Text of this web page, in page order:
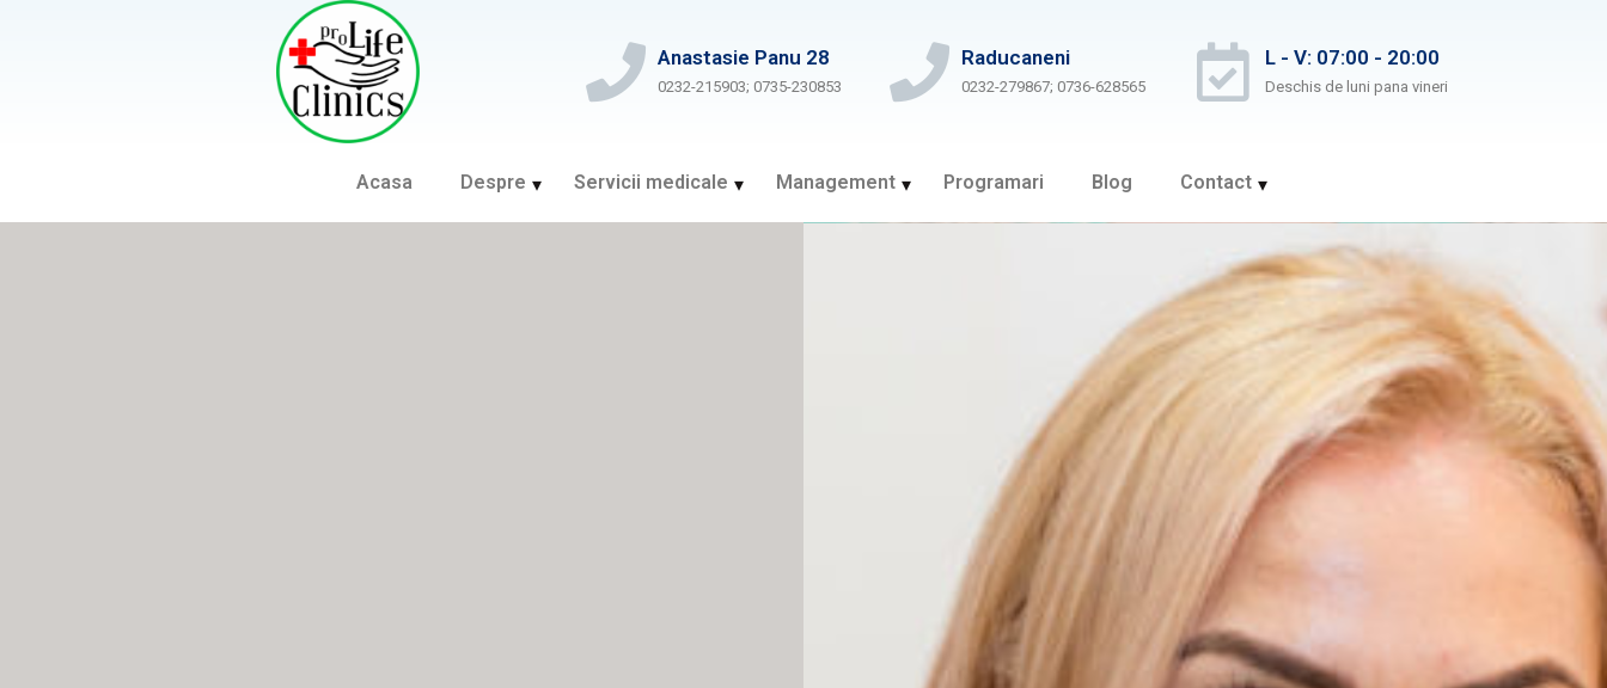
Anastasie Panu 28
0232-215903; 0735-230853
Raducaneni
0232-279867; 0736-628565
L - V: 07:00 - 20:00
Deschis de luni pana vineri
Acasa Despre Servicii medicale Management Programari Blog Contact